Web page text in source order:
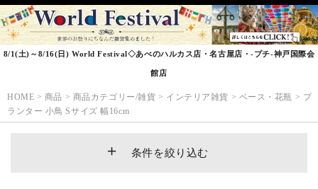
8/1(土)～8/16(日) World Festival◇あべのハルカス店・名古屋店・-プチ-神戸国際会
館店
HOME > 商品 > 商品カテゴリー/雑貨 > インテリア雑貨 > ベース・花瓶 > プ
ランター 小鳥 Sサイズ 幅16cm
条件を絞り込む